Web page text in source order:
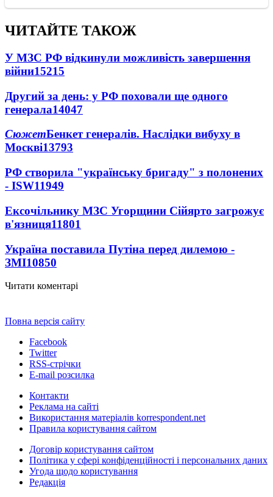
ЧИТАЙТЕ ТАКОЖ
У МЗС РФ відкинули можливість завершення
війни15215
Другий за день: у РФ поховали ще одного
генерала14047
СюжетБенкет генералів. Наслідки вибуху в
Москві13793
РФ створила "українську бригаду" з полонених
- ISW11949
Ексочільнику МЗС Угорщини Сійярто загрожує
в'язниця11801
Україна поставила Путіна перед дилемою -
ЗМІ10850
Читати коментарі
Повна версія сайту
Facebook
Twitter
RSS-стрічки
E-mail розсилка
Контакти
Реклама на сайті
Використання матеріалів korrespondent.net
Правила користування сайтом
Договір користування сайтом
Політика у сфері конфіденційності і персональних даних
Угода щодо користування
Редакція